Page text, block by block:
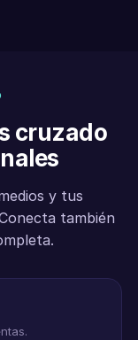
cruzado
y tus
también